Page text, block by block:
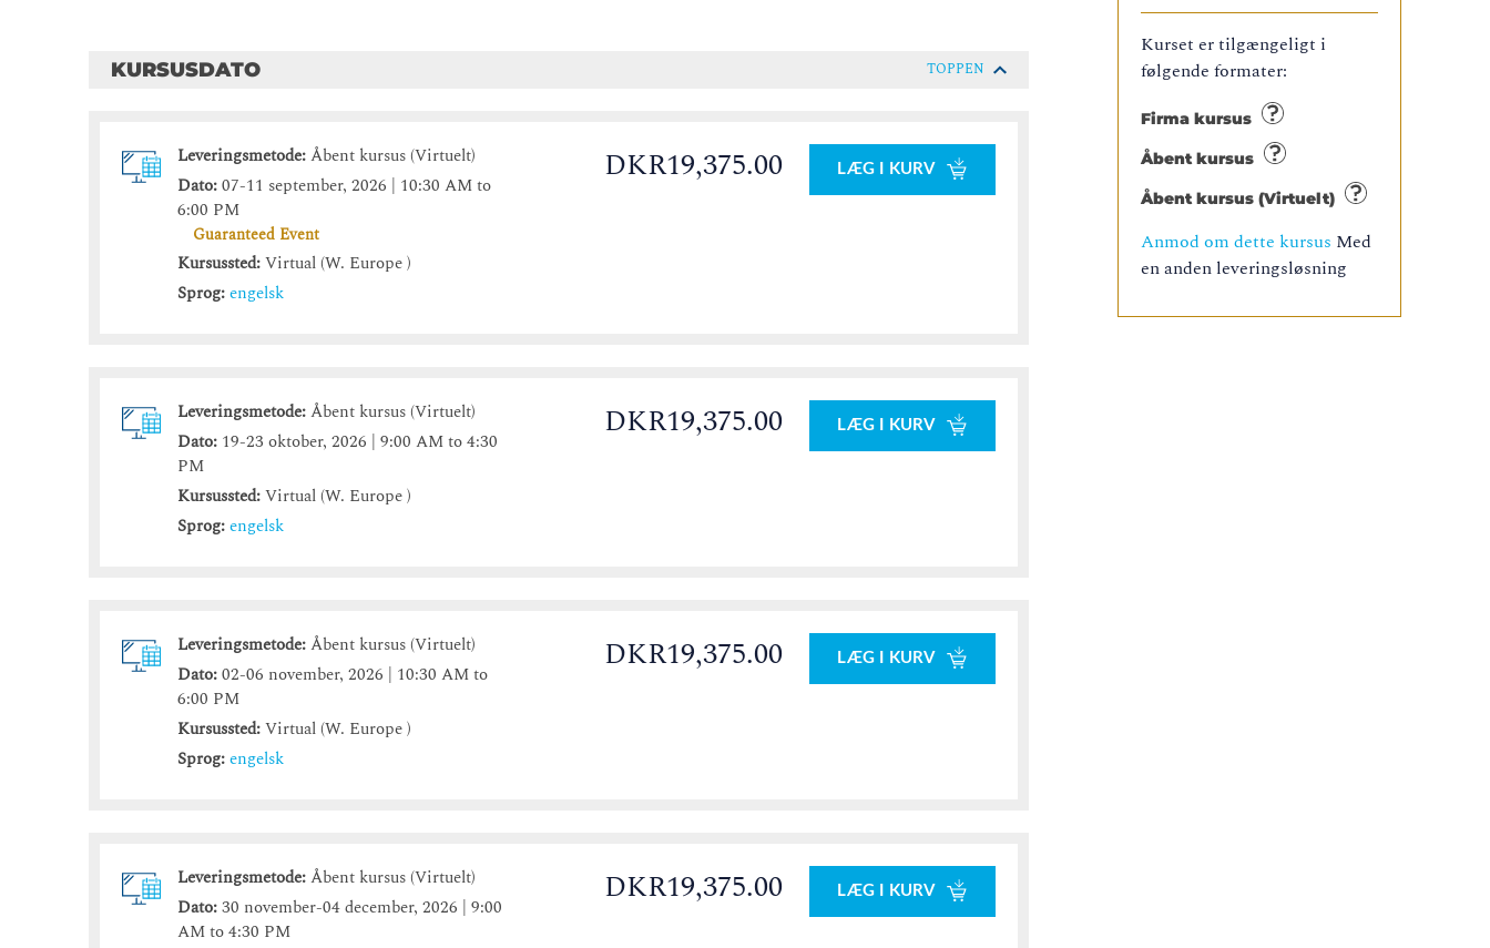
Kurset er tilgængeligt i
følgende formater:
Firma kursus
Åbent kursus
Åbent kursus (Virtuelt)
Anmod om dette kursus Med
en anden leveringsløsning
KURSUSDATO TOPPEN
Leveringsmetode:Åbent kursus (Virtuelt)
Dato:07-11 september, 2026 | 10:30 AM to
6:00 PM
Guaranteed Event
Kursussted:Virtual (W. Europe )
Sprog:engelsk
DKR19,375.00 LÆG I KURV
Leveringsmetode:Åbent kursus (Virtuelt)
Dato: 19-23 oktober, 2026 | 9:00 AM to 4:30
PM
Kursussted:Virtual (W. Europe )
Sprog:engelsk
DKR19,375.00 LÆG I KURV
Leveringsmetode:Åbent kursus (Virtuelt)
Dato:02-06 november, 2026 | 10:30 AM to
6:00 PM
Kursussted:Virtual (W. Europe )
Sprog:engelsk
DKR19,375.00 LÆG I KURV
Leveringsmetode:Åbent kursus (Virtuelt)
Dato:30 november-04 december, 2026 | 9:00
AM to 4:30 PM
DKR19,375.00 LÆG I KURV